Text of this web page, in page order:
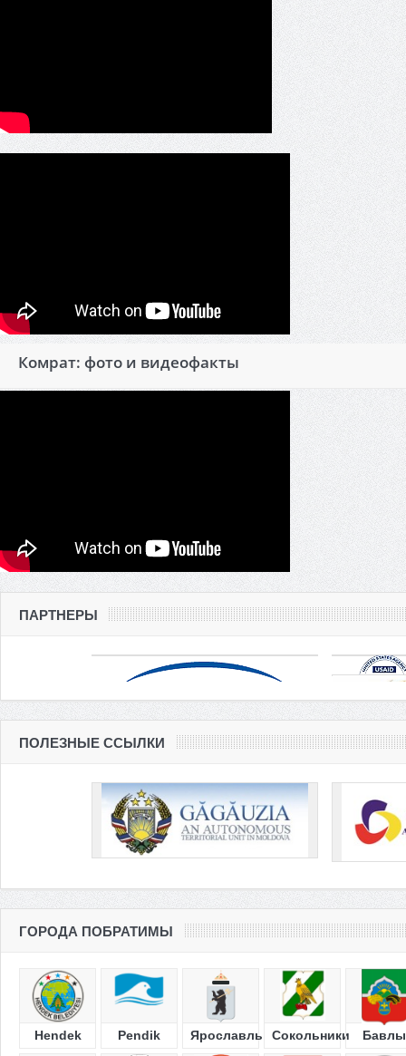
Комрат: фото и видеофакты
ПАРТНЕРЫ
ПОЛЕЗНЫЕ ССЫЛКИ
ГОРОДА ПОБРАТИМЫ
Hendek Pendik Ярославль Сокольники Бавлы